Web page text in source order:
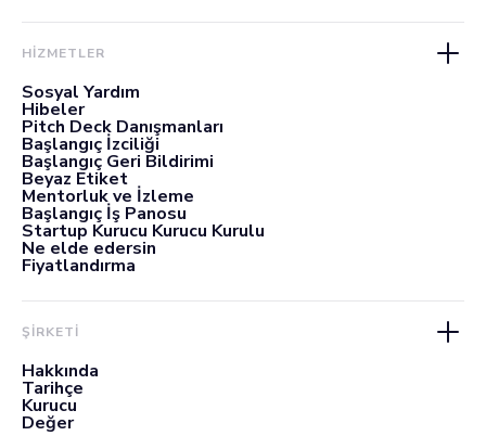
HİZMETLER
Sosyal Yardım
Hibeler
Pitch Deck Danışmanları
Başlangıç İzciliği
Başlangıç Geri Bildirimi
Beyaz Etiket
Mentorluk ve İzleme
Başlangıç İş Panosu
Startup Kurucu Kurucu Kurulu
Ne elde edersin
Fiyatlandırma
ŞİRKETİ
Hakkında
Tarihçe
Kurucu
Değer